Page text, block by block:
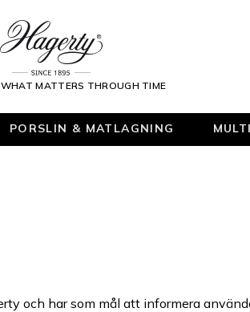
WHAT MATTERS THROUGH TIME
PORSLIN & MATLAGNING
och har som mål att informera